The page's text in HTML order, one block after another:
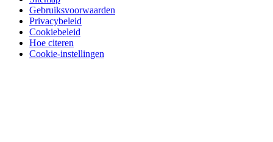
Gebruiksvoorwaarden
Privacybeleid
Cookiebeleid
Hoe citeren
Cookie-instellingen